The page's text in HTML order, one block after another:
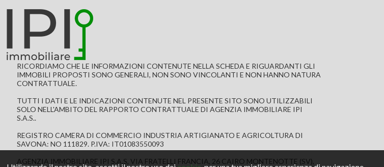
RICORDIAMO CHE LE INFORMAZIONI CONTENUTE NELLA SCHEDA E RIGUARDANTI GLI
IMMOBILI PROPOSTI SONO GENERALI, NON SONO VINCOLANTI E NON HANNO NATURA
CONTRATTUALE.
TUTTI I DATI E LE INDICAZIONI CONTENUTE NEL PRESENTE SITO SONO UTILIZZABILI
SOLO NELL'AMBITO DEL RAPPORTO CONTRATTUALE DI AGENZIA IMMOBILIARE IPI
S.A.S..
REGISTRO CAMERA DI COMMERCIO INDUSTRIA ARTIGIANATO E AGRICOLTURA DI
SAVONA: NO 111829. P.IVA: IT01083550093
AGENZIA IMMOBILIARE IPI S.A.S, VIA FRATELLI FRANCIA, 26 CAIRO MONTENOTTE (SV),